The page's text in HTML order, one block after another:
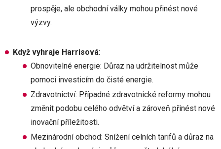
prospěje, ale obchodní války mohou přinést nové
výzvy.
Když vyhraje Harrisová:
Obnovitelné energie: Důraz na udržitelnost může
pomoci investicím do čisté energie.
Zdravotnictví: Případné zdravotnické reformy mohou
změnit podobu celého odvětví a zároveň přinést nové
inovační příležitosti.
Mezinárodní obchod: Snížení celních tarifů a důraz na